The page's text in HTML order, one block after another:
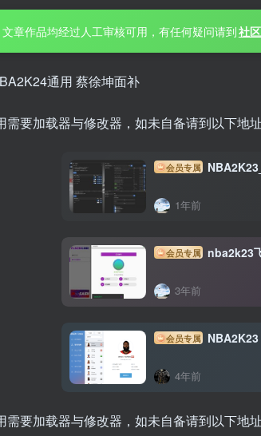
章作品均经过人工审核可用，有任何疑问请到社
通用 蔡徐坤面补
需要加载器与修改器，如未自备请到以下地
会员专属
1年前
会员专属 nba2k23
3年前
会员专属 NBA2K23
4年前
需要加载器与修改器，如未自备请到以下地